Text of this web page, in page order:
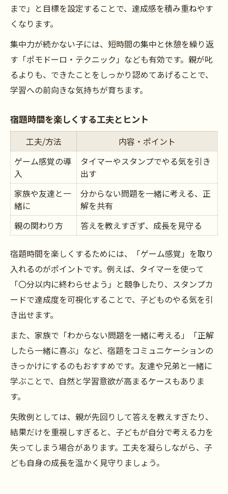
まで」と目標を設定することで、達成感を積み重ねやす
くなります。
集中力が続かない子には、短時間の集中と休憩を繰り返
す「ポモドーロ・テクニック」なども有効です。親が叱
るよりも、できたことをしっかり認めてあげることで、
学習への前向きな気持ちが育ちます。
宿題時間を楽しくする工夫とヒント
工夫/方法
内容・ポイント
ゲーム感覚の導
入
タイマーやスタンプでやる気を引き
出す
家族や友達と一
緒に
分からない問題を一緒に考える、正
解を共有
親の関わり方
答えを教えすぎず、成長を見守る
宿題時間を楽しくするためには、「ゲーム感覚」を取り
入れるのがポイントです。例えば、タイマーを使って
「〇分以内に終わらせよう」と競争したり、スタンプカ
ードで達成度を可視化することで、子どものやる気を引
き出せます。
また、家族で「わからない問題を一緒に考える」「正解
したら一緒に喜ぶ」など、宿題をコミュニケーションの
きっかけにするのもおすすめです。友達や兄弟と一緒に
学ぶことで、自然と学習意欲が高まるケースもありま
す。
失敗例としては、親が先回りして答えを教えすぎたり、
結果だけを重視しすぎると、子どもが自分で考える力を
失ってしまう場合があります。工夫を凝らしながら、子
ども自身の成長を温かく見守りましょう。